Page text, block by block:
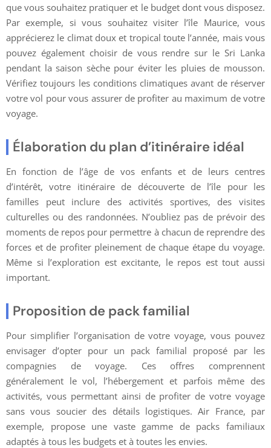
que vous souhaitez pratiquer et le budget dont vous disposez.
Par exemple, si vous souhaitez visiter l’île Maurice, vous
apprécierez le climat doux et tropical toute l’année, mais vous
pouvez également choisir de vous rendre sur le Sri Lanka
pendant la saison sèche pour éviter les pluies de mousson.
Vérifiez toujours les conditions climatiques avant de réserver
votre vol pour vous assurer de profiter au maximum de votre
voyage.
Élaboration du plan d’itinéraire idéal
En fonction de l’âge de vos enfants et de leurs centres
d’intérêt, votre itinéraire de découverte de l’île pour les
familles peut inclure des activités sportives, des visites
culturelles ou des randonnées. N’oubliez pas de prévoir des
moments de repos pour permettre à chacun de reprendre des
forces et de profiter pleinement de chaque étape du voyage.
Même si l’exploration est excitante, le repos est tout aussi
important.
Proposition de pack familial
Pour simplifier l’organisation de votre voyage, vous pouvez
envisager d’opter pour un pack familial proposé par les
compagnies de voyage. Ces offres comprennent
généralement le vol, l’hébergement et parfois même des
activités, vous permettant ainsi de profiter de votre voyage
sans vous soucier des détails logistiques. Air France, par
exemple, propose une vaste gamme de packs familiaux
adaptés à tous les budgets et à toutes les envies.